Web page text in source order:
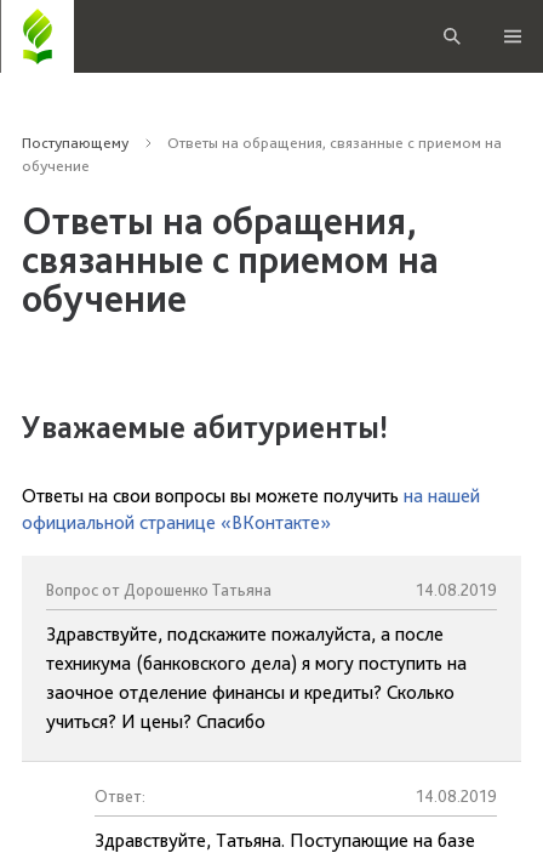
Поступающему
Ответы на обращения, связанные с приемом на
обучение
Ответы на обращения,
связанные с приемом на
обучение
Уважаемые абитуриенты!
Ответы на свои вопросы вы можете получить на нашей
официальной странице «ВКонтакте»
Вопрос от Дорошенко Татьяна 14.08.2019
Здравствуйте, подскажите пожалуйста, а после
техникума (банковского дела) я могу поступить на
заочное отделение финансы и кредиты? Сколько
учиться? И цены? Спасибо
Ответ: 14.08.2019
Здравствуйте, Татьяна. Поступающие на базе